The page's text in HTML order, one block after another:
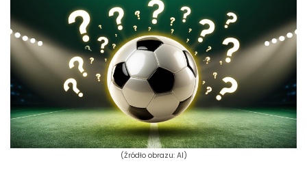
QUIZY
GRY
SUBSKRYPCJA
(Źródło obrazu: AI)